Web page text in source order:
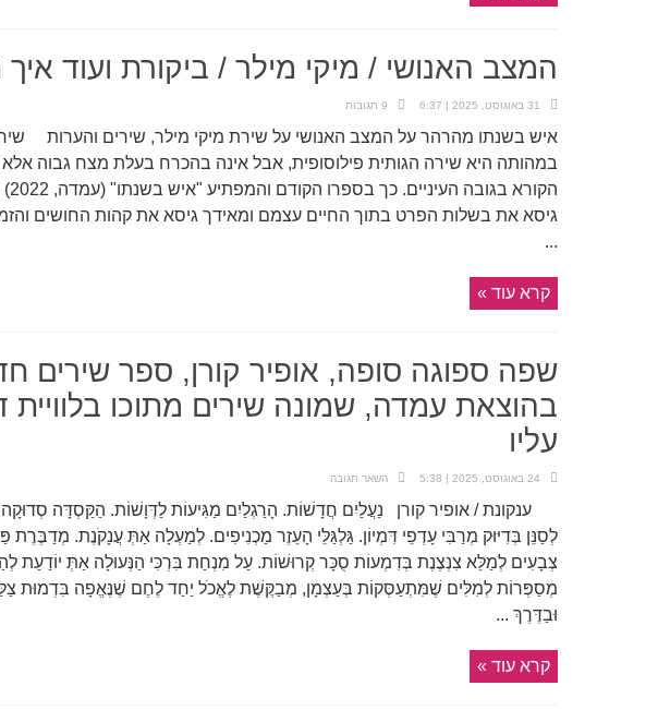
המצב האנושי / מיקי מילר / ביקורת ועוד
31 באוגוסט, 2025 | 6:37 9 תגובות
איש בשנתו מהרהר על המצב האנושי על שירת מיקי מילר, שירים והערות
במהותה היא שירה הגותית פילוסופית, אבל אינה בהכרח בעלת מצח גבוה
גיסא את בשלות הפרט בתוך החיים עצמם ומאידך גיסא את קהות החושים
...
קרא עוד »
שפה ספוגה סופה, אופיר קורן, ספר שירים
בהוצאת עמדה, שמונה שירים מתוכו בלוויית
עליו
24 באוגוסט, 2025 | 5:38 השאר תגובה
ענקונת / אופיר קורן נַעֲלַיִם חֲדָשׁוֹת. הָרַגְלַיִם מַגִּיעוֹת לַדְּוָשׁוֹת. הַקַּסְדָּה
לְסַנֵּן בְּדִיּוּק מְרַבִּי עָדְפֵי דִּמְיוֹן. גַּלְגַּלֵּי הָעֵזֶר מַכְנִיפִים. לְמַעְלָה אַתְּ עֲנָקֹנֶת. מְדַבֶּרֶת
צְבָעִים לְמַלֵּא צִנְצֶנֶת בְּדִמְעוֹת סֻכָּר קְרוּשׁוֹת. עַל מִנְחַת בִּרְכִּי הַנְּעוּלָה אַתְּ יוֹדַעַת
מְסַפְּרוֹת לְמִלִּים שֶׁמִּתְעַסְּקוֹת בְּעַצְמָן, מְבַקֶּשֶׁת לֶאֱכֹל יַחַד לֶחֶם שֶׁנֶּאֱפָה בִּדְמוּת
וּבַדֶּרֶךְ ...
קרא עוד »